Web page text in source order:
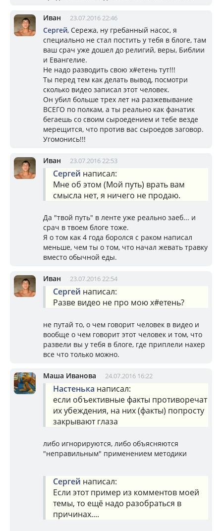
Иван 23.07.2016 22:46
Сергей, Сережа, ну гребанный насос, я
специально не стал постить у тебя в блоге, там
ваш срач уже дошел до религий, веры, Библии
и Евангелие.
Не надо разводить свою х#етень тут!!!
Ты перед тем как делать вывод, посмотри
сколько видео записал этот человек.
Он убил больше трех лет на разжевывание
ВСЕГО по полкам, а ты реально как фанатик
бегаешь со своим сыроедением и тебе везде
мерещится, что против вас сыроедов заговор.
Угомонись!!!
Иван 23.07.2016 22:53
Сергей написал:
Мне об этом (Мой путь) врать вам
смысла нет, я ничего не продаю.
Да "твой путь" в ленте уже реально заеб... и
срач в твоем блоге тоже.
Я о том как 4 года боролся с раком написал
меньше, чем ты о том, что начал жевать травку
вместо обычной еды.
Иван 23.07.2016 22:54
Сергей написал:
Разве видео не про мою х#етень?
не путай то, о чем говорит человек в видео и
вообще о чем говорит этот человек и том, что
развели вы у тебя в блоге, где приплели нахер
все что только можно.
Маша Иванова 24.07.2016 16:22
Настенька написал:
если объективные факты противоречат
их убеждения, на них (факты) попросту
закрывают глаза
либо игнорируются, либо объясняются
"неправильным" применением методики
Сергей написал:
Если этот пример из комментов моей
темы, то ещё надо разобраться в
причинах....